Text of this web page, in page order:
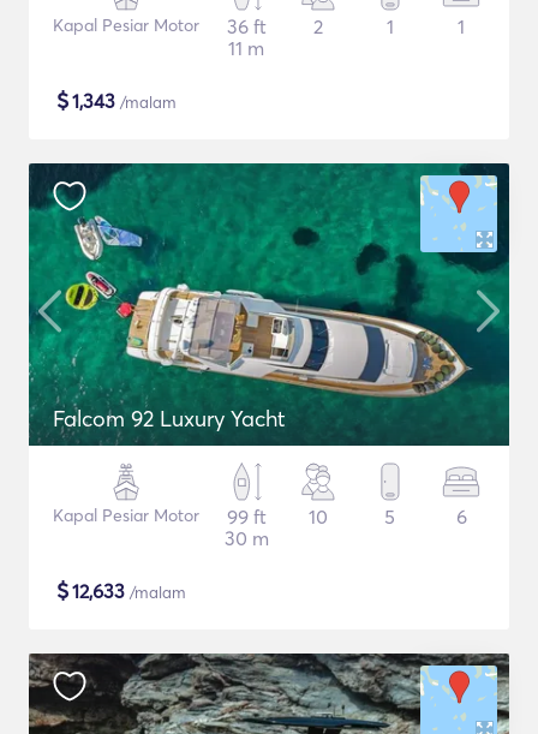
Kapal Pesiar Motor
36 ft
11 m
2 1 1
$1,343 /malam
Falcom 92 Luxury Yacht
Kapal Pesiar Motor
99 ft
30 m
10 5 6
$12,633 /malam